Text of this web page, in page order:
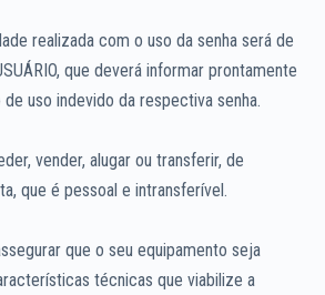
realizada com o uso da senha será de
que deverá informar prontamente
uso indevido da respectiva senha.
vender, alugar ou transferir, de
que é pessoal e intransferível.
que o seu equipamento seja
técnicas que viabilize a